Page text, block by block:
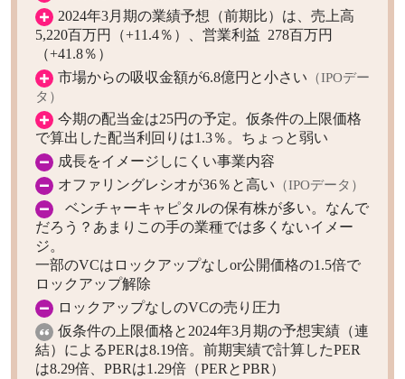
2024年3月期の業績予想（前期比）は、売上高
5,220百万円（+11.4％）、営業利益 278百万円
（+41.8％）
市場からの吸収金額が6.8億円と小さい （IPOデー
タ）
今期の配当金は25円の予定。仮条件の上限価格
で算出した配当利回りは1.3％。ちょっと弱い
成長をイメージしにくい事業内容
オファリングレシオが36％と高い （IPOデータ）
ベンチャーキャピタルの保有株が多い。なんで
だろう？あまりこの手の業種では多くないイメー
ジ。
一部のVCはロックアップなしor公開価格の1.5倍で
ロックアップ解除
ロックアップなしのVCの売り圧力
仮条件の上限価格と2024年3月期の予想実績（連
結）によるPERは8.19倍。前期実績で計算したPER
は8.29倍、PBRは1.29倍（PERとPBR）